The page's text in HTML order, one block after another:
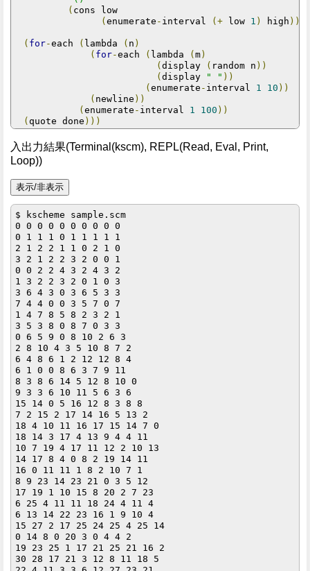
( cons low
( enumerate - interval (+ low 1 ) high
( for-each ( lambda ( n )
( for-each ( lambda ( m )
( display ( random n ))
( display " " ))
( enumerate - interval 1 10 ))
( newline ))
( enumerate - interval 1 100 ))
( quote done )))
入出力結果(Terminal(kscm), REPL(Read, Eval, Print,
Loop))
$ kscheme sample.scm
0 0 0 0 0 0 0 0 0 0
0 1 1 1 0 1 1 1 1 1
2 1 2 2 1 1 0 2 1 0
3 2 1 2 2 3 2 0 0 1
0 0 2 2 4 3 2 4 3 2
1 3 2 2 3 2 0 1 0 3
3 6 4 3 0 3 6 5 3 3
7 4 4 0 0 3 5 7 0 7
1 4 7 8 5 8 2 3 2 1
3 5 3 8 0 8 7 0 3 3
0 6 5 9 0 8 10 2 6 3
2 8 10 4 3 5 10 8 7 2
6 4 8 6 1 2 12 12 8 4
6 1 0 0 8 6 3 7 9 11
8 3 8 6 14 5 12 8 10 0
9 3 3 6 10 11 5 6 3 6
15 14 0 5 16 12 8 3 8 8
7 2 15 2 17 14 16 5 13 2
18 4 10 11 16 17 15 14 7 0
18 14 3 17 4 13 9 4 4 11
10 7 19 4 17 11 12 2 10 13
14 17 8 4 0 8 2 19 14 11
16 0 11 11 1 8 2 10 7 1
8 9 23 14 23 21 0 3 5 12
17 19 1 10 15 8 20 2 7 23
6 25 4 11 11 18 24 4 11 4
6 13 14 22 23 16 1 9 10 4
15 27 2 17 25 24 25 4 25 14
0 14 8 0 20 3 0 4 4 2
19 23 25 1 17 21 25 21 16 2
30 28 17 21 3 12 8 11 18 5